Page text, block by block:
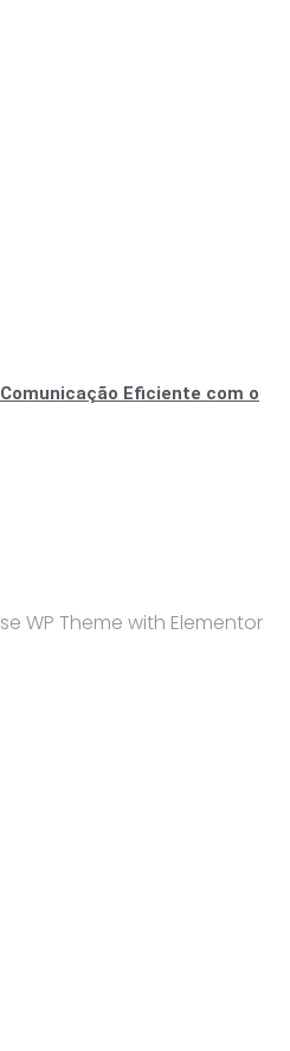
Eficiente com o
WP Theme with Elementor